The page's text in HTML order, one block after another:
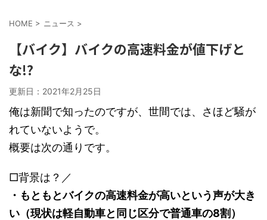
HOME > ニュース >
【バイク】バイクの高速料金が値下げと
な!?
更新日： 2021年2月25日
俺は新聞で知ったのですが、世間では、さほど騒が
れていないようで。
概要は次の通りです。
□背景は？／
・もともとバイクの高速料金が高いという声が大き
い（現状は軽自動車と同じ区分で普通車の8割）